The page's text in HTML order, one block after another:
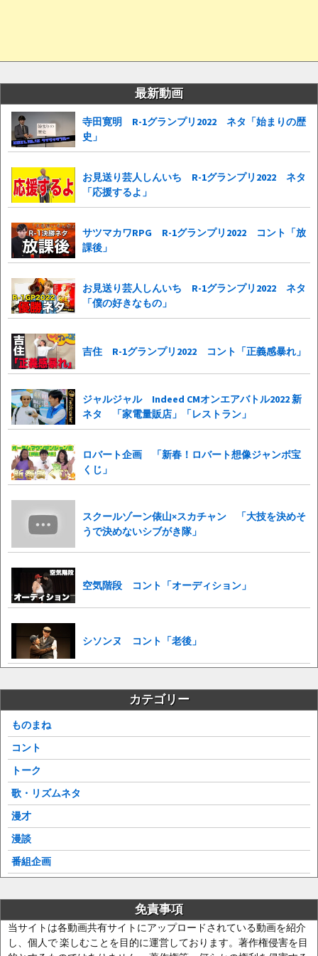
最新動画
寺田寛明 R-1グランプリ2022 ネタ「始まりの歴
史」
お見送り芸人しんいち R-1グランプリ2022 ネタ
「応援するよ」
サツマカワRPG R-1グランプリ2022 コント「放
課後」
お見送り芸人しんいち R-1グランプリ2022 ネタ
「僕の好きなもの」
吉住 R-1グランプリ2022 コント「正義感暴れ」
ジャルジャル Indeed CMオンエアバトル2022 新
ネタ 「家電量販店」「レストラン」
ロバート企画 「新春！ロバート想像ジャンボ宝
くじ」
スクールゾーン俵山×スカチャン 「大技を決めそ
うで決めないシブがき隊」
空気階段 コント「オーディション」
シソンヌ コント「老後」
カテゴリー
ものまね
コント
トーク
歌・リズムネタ
漫才
漫談
番組企画
免責事項
当サイトは各動画共有サイトにアップロードされている動画を紹介
し、個人で 楽しむことを目的に運営しております。著作権侵害を目